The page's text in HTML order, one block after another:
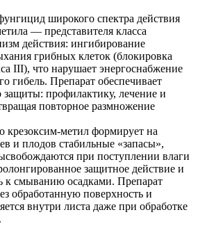
широкого спектра действия
— представителя класса
действия: ингибирование
грибных клеток (блокировка
III), что нарушает энергоснабжение
гибель. Препарат обеспечивает
защиты: профилактику, лечение и
повторное размножение
крезоксим-метил формирует на
и плодов стабильные «запасы»,
при поступлении влаги
защитное действие и
к смыванию осадками. Препарат
обработанную поверхность и
внутри листа даже при обработке